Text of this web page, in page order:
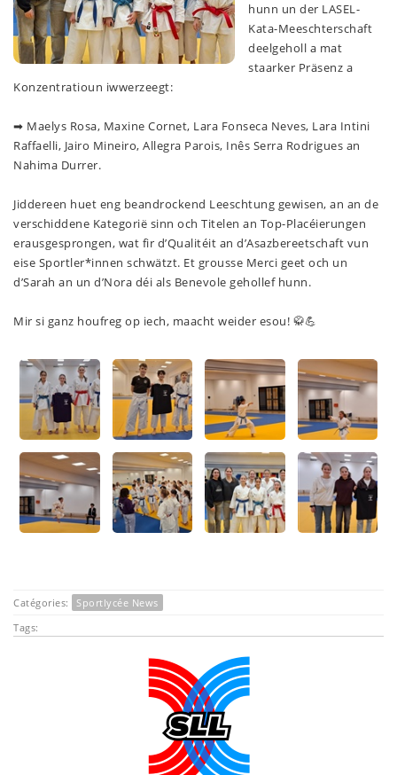
hunn un der LASEL-
Kata-Meeschterschaft
deelgeholl a mat
staarker Präsenz a
Konzentratioun iwwerzeegt:
➡ Maelys Rosa, Maxine Cornet, Lara Fonseca Neves, Lara Intini
Raffaelli, Jairo Mineiro, Allegra Parois, Inês Serra Rodrigues an
Nahima Durrer.
Jiddereen huet eng beandrockend Leeschtung gewisen, an an de
verschiddene Kategorië sinn och Titelen an Top-Placéierungen
erausgesprongen, wat fir d’Qualitéit an d’Asazbereetschaft vun
eise Sportler*innen schwätzt. Et grousse Merci geet och un
d’Sarah an un d’Nora déi als Benevole gehollef hunn.
Mir si ganz houfreg op iech, maacht weider esou! 🥋💪
Catégories:
Sportlycée News
Tags: